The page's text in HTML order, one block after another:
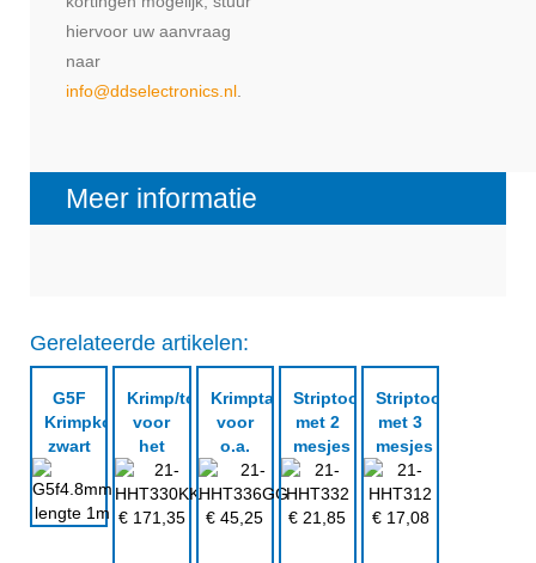
hiervoor uw aanvraag
naar
info@ddselectronics.nl
Meer informatie
Gerelateerde artikelen:
G5F
Krimpkous
zwart
6.4mm,
lengte
1m
Krimp/toolset
voor
het
aanzetten
van
verschillende
€ 171,35
Krimptang
voor
o.a.
RG58/59/62/174
€45,25
Striptool
met 2
mesjes
voor
o.a.
RG174,
€ 21,85
Striptool
met 3
mesjes
voor
o.a.
RG58,
€ 17,08